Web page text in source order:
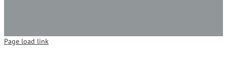
Page load link